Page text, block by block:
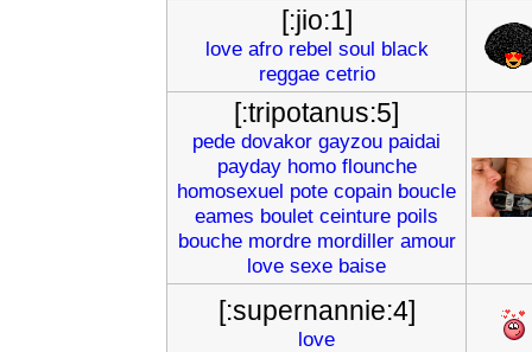
[:jio:1]
love afro rebel soul black
reggae cetrio
[:tripotanus:5]
pede dovakor gayzou paidai
payday homo flounche
homosexuel pote copain boucle
eames boulet ceinture poils
bouche mordre mordiller amour
love sexe baise
[:supernannie:4]
love